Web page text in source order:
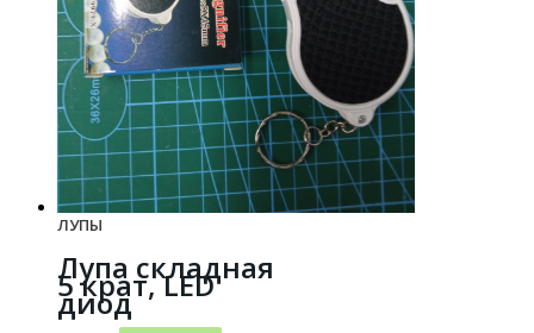
ЛУПЫ
Лупа складная
5 крат, LED
диод